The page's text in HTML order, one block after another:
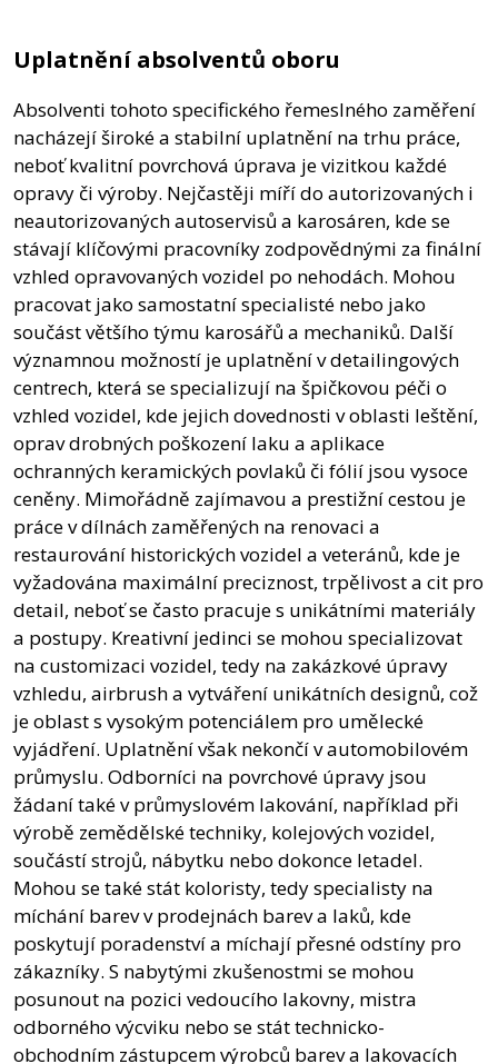
Uplatnění absolventů oboru
Absolventi tohoto specifického řemeslného zaměření
nacházejí široké a stabilní uplatnění na trhu práce,
neboť kvalitní povrchová úprava je vizitkou každé
opravy či výroby. Nejčastěji míří do autorizovaných i
neautorizovaných autoservisů a karosáren, kde se
stávají klíčovými pracovníky zodpovědnými za finální
vzhled opravovaných vozidel po nehodách. Mohou
pracovat jako samostatní specialisté nebo jako
součást většího týmu karosářů a mechaniků. Další
významnou možností je uplatnění v detailingových
centrech, která se specializují na špičkovou péči o
vzhled vozidel, kde jejich dovednosti v oblasti leštění,
oprav drobných poškození laku a aplikace
ochranných keramických povlaků či fólií jsou vysoce
ceněny. Mimořádně zajímavou a prestižní cestou je
práce v dílnách zaměřených na renovaci a
restaurování historických vozidel a veteránů, kde je
vyžadována maximální preciznost, trpělivost a cit pro
detail, neboť se často pracuje s unikátními materiály
a postupy. Kreativní jedinci se mohou specializovat
na customizaci vozidel, tedy na zakázkové úpravy
vzhledu, airbrush a vytváření unikátních designů, což
je oblast s vysokým potenciálem pro umělecké
vyjádření. Uplatnění však nekončí v automobilovém
průmyslu. Odborníci na povrchové úpravy jsou
žádaní také v průmyslovém lakování, například při
výrobě zemědělské techniky, kolejových vozidel,
součástí strojů, nábytku nebo dokonce letadel.
Mohou se také stát koloristy, tedy specialisty na
míchání barev v prodejnách barev a laků, kde
poskytují poradenství a míchají přesné odstíny pro
zákazníky. S nabytými zkušenostmi se mohou
posunout na pozici vedoucího lakovny, mistra
odborného výcviku nebo se stát technicko-
obchodním zástupcem výrobců barev a lakovacích